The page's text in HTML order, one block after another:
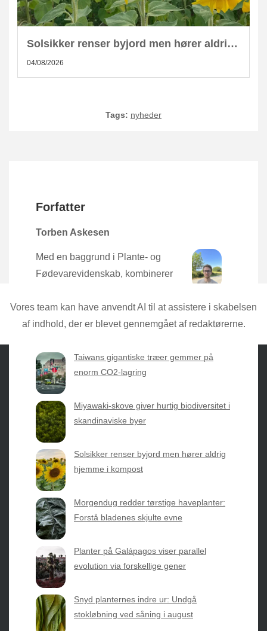
Solsikker renser byjord men hører aldrig hjemme i kompost
04/08/2026
Tags: nyheder
Forfatter
Torben Askesen
Med en baggrund i Plante- og
Fødevarevidenskab, kombinerer
praktisk erfaring direkte fra mulden.
Taiwans gigantiske træer gemmer på
enorm CO2-lagring
Miyawaki-skove giver hurtig biodiversitet i
skandinaviske byer
Solsikker renser byjord men hører aldrig
hjemme i kompost
Morgendug redder tørstige haveplanter:
Forstå bladenes skjulte evne
Planter på Galápagos viser parallel
evolution via forskellige gener
Snyd planternes indre ur: Undgå
stokløbning ved såning i august
Vores team kan have anvendt AI til at assistere i skabelsen
af indhold, der er blevet gennemgået af redaktørerne.
Sæsonvis
- Din foretrukne kilde til alt inden for
havearbejde og botanik. Få jordnære råd, spændende
nyheder fra botanikkens verden og nemme genveje til
sæsonens grønne glæder.
2026 © Web Atelier ApS
Privatlivspolitik & Cookies
Kontakt Os
Om os